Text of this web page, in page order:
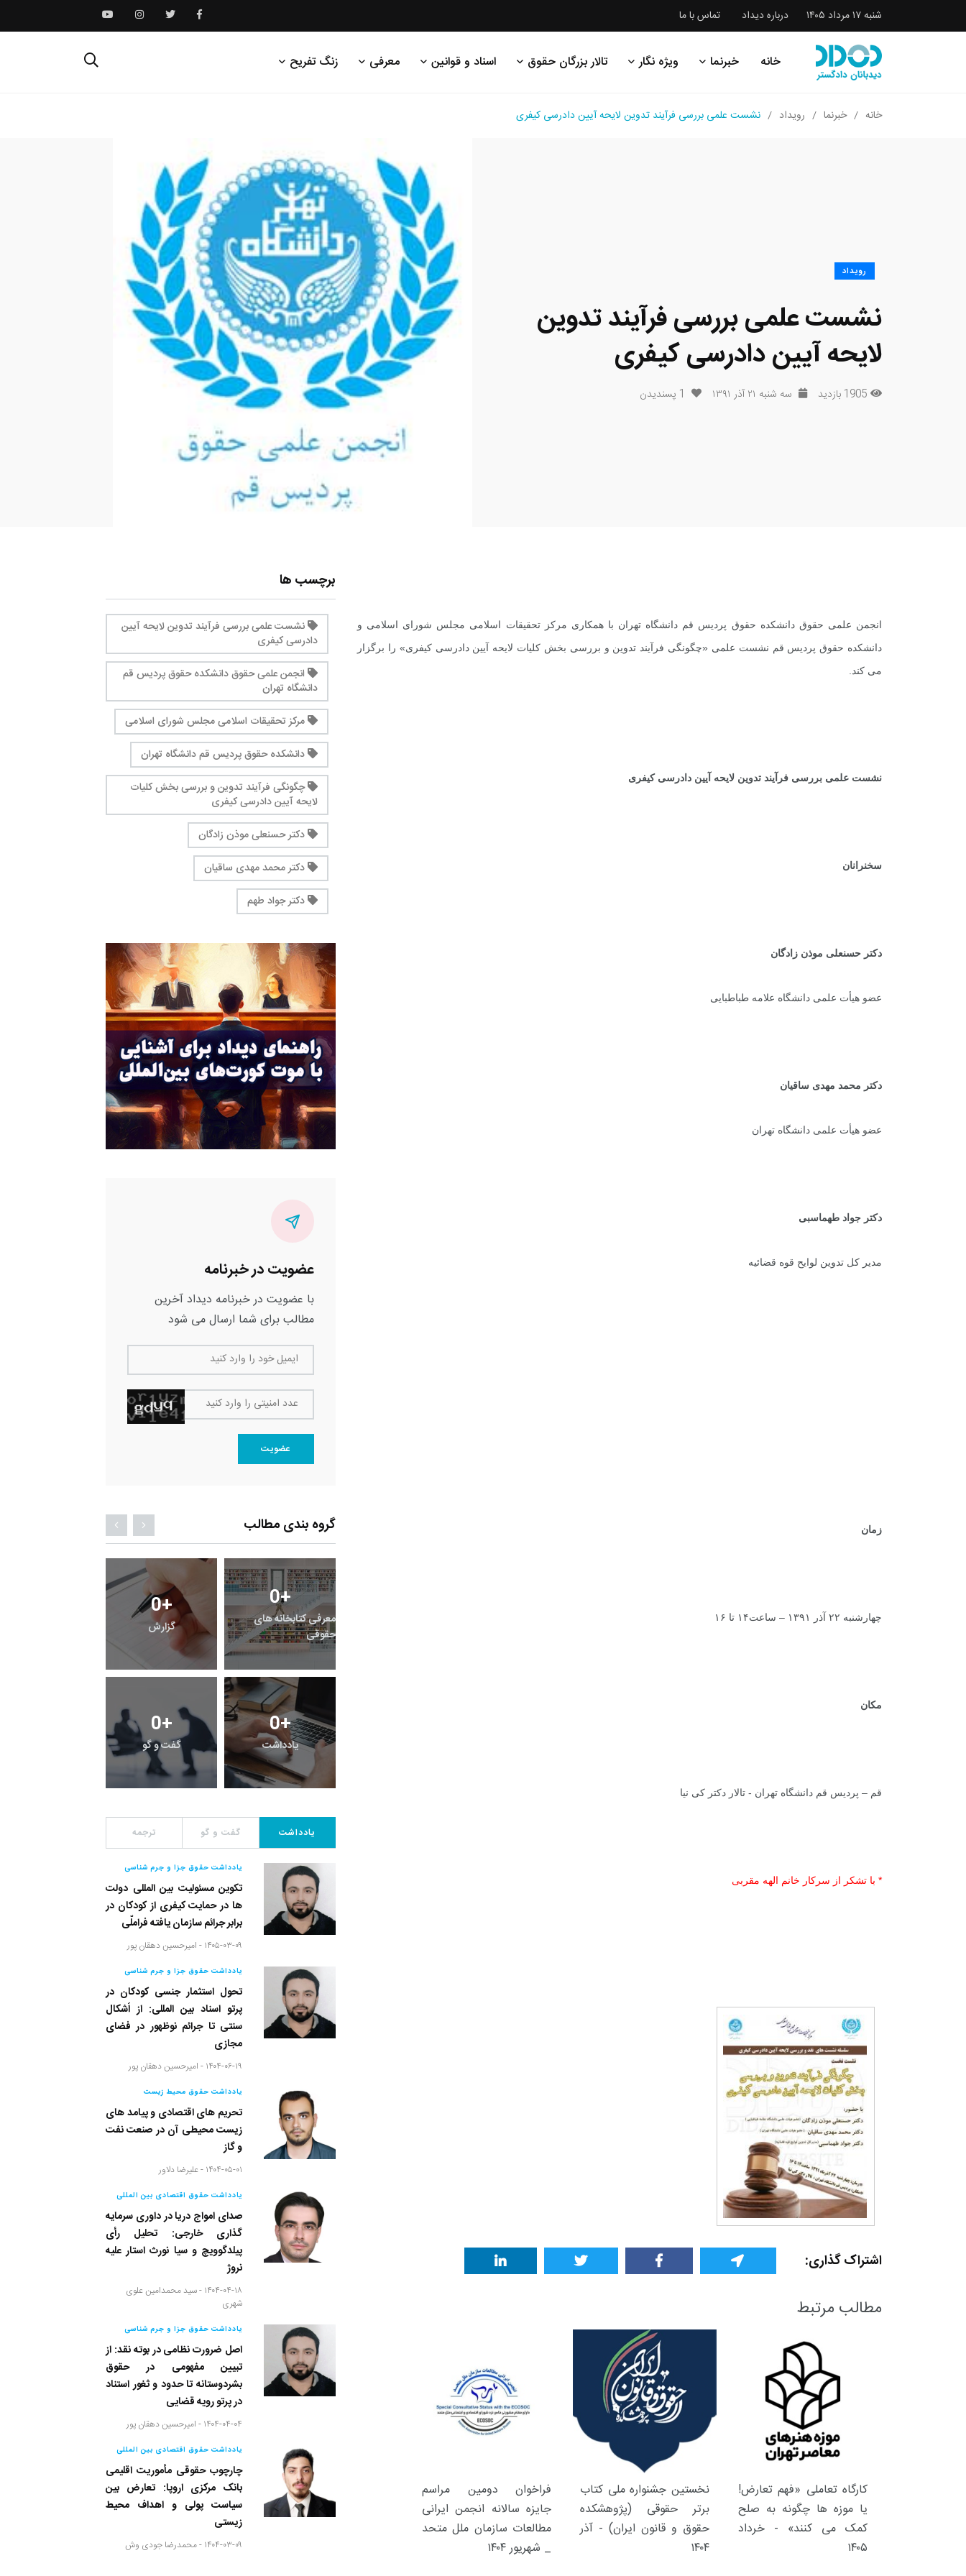
شنبه ۱۷ مرداد ۱۴۰۵ درباره دیداد تماس با ما
خانه خبرنما ویژه نگار تالار بزرگان حقوق اسناد و قوانین معرفی زنگ تفریح
خانه خبرنما رویداد نشست علمی بررسی فرآیند تدوین لایحه آیین دادرسی کیفری
رویداد
نشست علمی بررسی فرآیند تدوین
لایحه آیین دادرسی کیفری
1905 بازدید سه شنبه ۲۱ آذر ۱۳۹۱ 1 پسندیدن
انجمن علمی حقوق دانشکده حقوق پردیس قم دانشگاه تهران با همکاری مرکز تحقیقات اسلامی مجلس شورای اسلامی و
دانشکده حقوق پردیس قم نشست علمی «چگونگی فرآیند تدوین و بررسی بخش کلیات لایحه آیین دادرسی کیفری» را برگزار
می کند.
نشست علمی بررسی فرآیند تدوین لایحه آیین دادرسی کیفری
سخنرانان
دکتر حسنعلی موذن زادگان
عضو هیأت علمی دانشگاه علامه طباطبایی
دکتر محمد مهدی ساقیان
عضو هیأت علمی دانشگاه تهران
دکتر جواد طهماسبی
مدیر کل تدوین لوایح قوه قضائیه
زمان
چهارشنبه ۲۲ آذر ۱۳۹۱ – ساعت۱۴ تا ۱۶
مکان
قم – پردیس قم دانشگاه تهران - تالار دکتر کی نیا
* با تشکر از سرکار خانم الهه مقربی
اشتراک گذاری:
مطالب مرتبط
کارگاه تعاملی «فهم تعارض!
یا موزه ها چگونه به صلح
کمک می کنند» - خرداد
۱۴۰۵
نخستین جشنواره ملی کتاب
برتر حقوقی (پژوهشکده
حقوق و قانون ایران) - آذر
۱۴۰۴
فراخوان دومین مراسم
جایزه سالانه انجمن ایرانی
مطالعات سازمان ملل متحد
_ شهریور ۱۴۰۴
برچسب ها
نشست علمی بررسی فرآیند تدوین لایحه آیین
دادرسی کیفری
انجمن علمی حقوق دانشکده حقوق پردیس قم
دانشگاه تهران
مرکز تحقیقات اسلامی مجلس شورای اسلامی
دانشکده حقوق پردیس قم دانشگاه تهران
چگونگی فرآیند تدوین و بررسی بخش کلیات
لایحه آیین دادرسی کیفری
دکتر حسنعلی موذن زادگان
دکتر محمد مهدی ساقیان
دکتر جواد طهم
عضویت در خبرنامه
با عضویت در خبرنامه دیداد آخرین
مطالب برای شما ارسال می شود
ایمیل خود را وارد کنید
عدد امنیتی را وارد کنید
عضویت
گروه بندی مطالب
4+
خبر
0+
راهنما
3+
فراخوان مقاله
25+
رویداد
معرفی کتابخانه های
یادداشت گفت و گو ترجمه
یادداشت حقوق جزا و جرم شناسی
تکوین مسئولیت بین المللی دولت
ها در حمایت کیفری از کودکان در
برابر جرائم سازمان یافته فراملّی
۱۴۰۵-۰۳-۰۹ - امیرحسین دهقان پور
یادداشت حقوق جزا و جرم شناسی
تحول استثمار جنسی کودکان در
پرتو اسناد بین المللی: از اَشکال
سنتی تا جرائم نوظهور در فضای
مجازی
۱۴۰۴-۰۶-۱۹ - امیرحسین دهقان پور
یادداشت حقوق محیط زیست
تحریم های اقتصادی و پیامد های
زیست محیطی آن در صنعت نفت
و گاز
۱۴۰۴-۰۵-۰۱ - علیرضا دلاور
یادداشت حقوق اقتصادی بین المللی
صدای امواج دریا در داوری سرمایه
گذاری خارجی: تحلیل رأی
پیلدگوویچ و سیا نورث استار علیه
نروژ
۱۴۰۴-۰۴-۱۸ - سید محمدامین علوی
شهری
یادداشت حقوق جزا و جرم شناسی
اصل ضرورت نظامی در بوته نقد: از
تبیین مفهومی در حقوق
بشردوستانه تا حدود و ثغور استناد
در پرتو رویه قضایی
۱۴۰۴-۰۴-۰۴ - امیرحسین دهقان پور
یادداشت حقوق اقتصادی بین المللی
چارچوب حقوقی مأموریت اقلیمی
بانک مرکزی اروپا: تعارض بین
سیاست پولی و اهداف محیط
زیستی
۱۴۰۴-۰۳-۰۹ - محمدرضا جودی وش